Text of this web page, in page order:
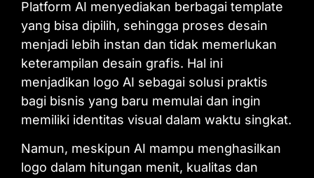
Platform AI menyediakan berbagai template
yang bisa dipilih, sehingga proses desain
menjadi lebih instan dan tidak memerlukan
keterampilan desain grafis. Hal ini
menjadikan logo AI sebagai solusi praktis
bagi bisnis yang baru memulai dan ingin
memiliki identitas visual dalam waktu singkat.
Namun, meskipun AI mampu menghasilkan
logo dalam hitungan menit, kualitas dan